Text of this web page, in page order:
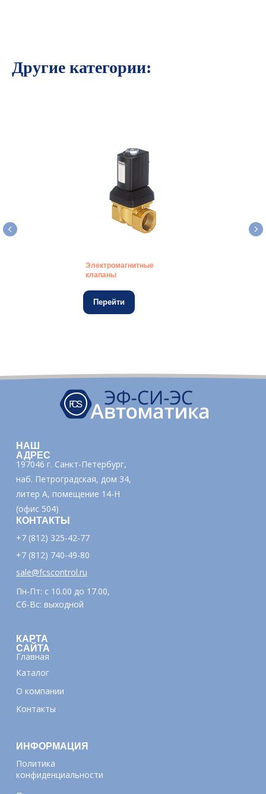
Другие категории:
Электромагнитные
клапаны
Перейти
НАШ
АДРЕС
КОНТАКТЫ
КАРТА
САЙТА
ИНФОРМАЦИЯ
197046 г. Санкт-Петербург,
наб. Петроградская, дом 34,
литер А, помещение 14-Н
(офис 504)
+7 (812) 325-42-77
+7 (812) 740-49-80
sale@fcscontrol.ru
Пн-Пт: с 10.00 до 17.00,
Сб-Вс: выходной
Главная
Каталог
О компании
Контакты
Политика
конфиденциальности